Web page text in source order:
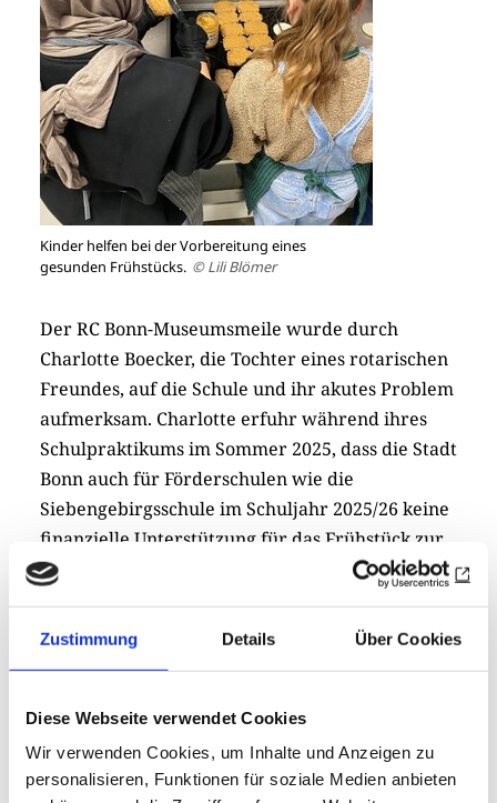
Zustimmung Details Über Cookies
Diese Webseite verwendet Cookies
Wir verwenden Cookies, um Inhalte und Anzeigen zu
personalisieren, Funktionen für soziale Medien anbieten
Kinder helfen bei der Vorbereitung eines
gesunden Frühstücks. © Lili Blömer
Der RC Bonn-Museumsmeile wurde durch
Charlotte Boecker, die Tochter eines rotarischen
Freundes, auf die Schule und ihr akutes Problem
aufmerksam. Charlotte erfuhr während ihres
Schulpraktikums im Sommer 2025, dass die Stadt
Bonn auch für Förderschulen wie die
Siebengebirgsschule im Schuljahr 2025/26 keine
finanzielle Unterstützung für das Frühstück zur
Verfügung stellen würde. Ganz konkret hätte das
nicht mit einem Frühstück oder einem
Handy gedrehte Video, das Charlotte
produzierte, überzeugte die Mitglieder des RC
Bonn-Museumsmeile sofort: Durch einen